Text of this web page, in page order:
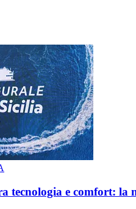
tecnologia e comfort: la